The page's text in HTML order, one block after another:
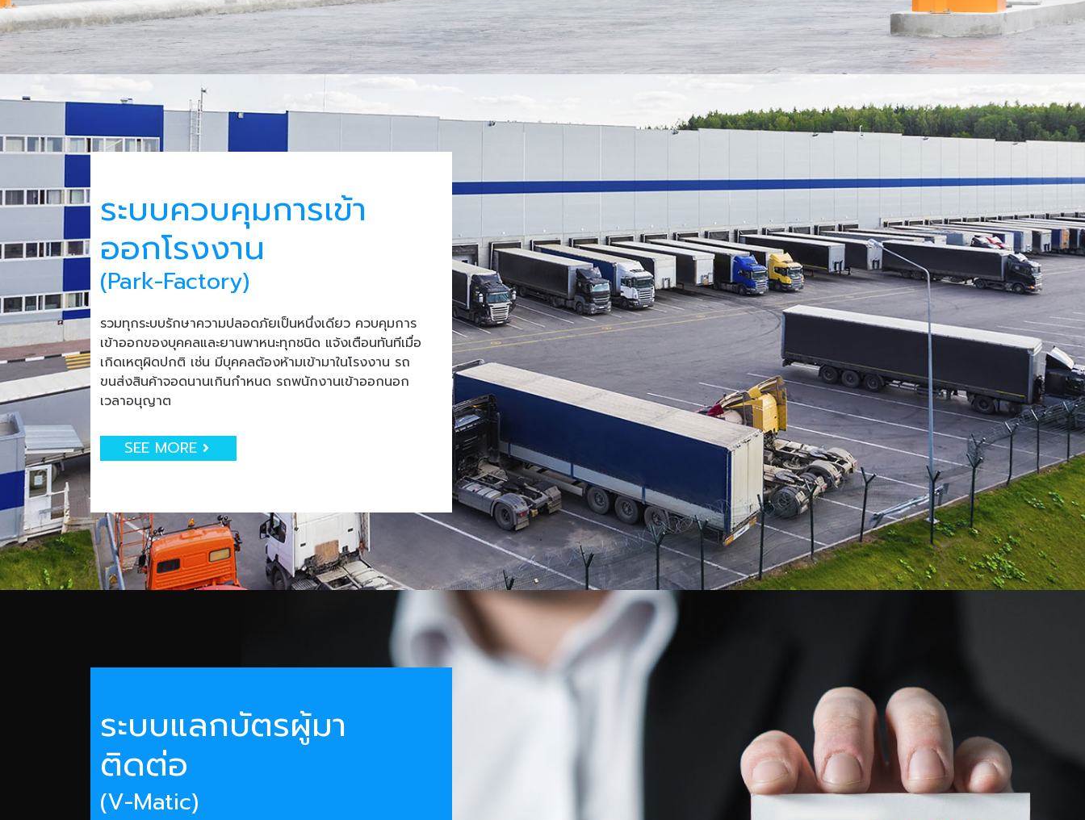
ระบบควบคุมการเข้า
ออกโรงงาน
(Park-Factory)
รวมทุกระบบรักษาความปลอดภัยเป็นหนึ่งเดียว ควบคุมการ
เข้าออกของบุคคลและยานพาหนะทุกชนิด แจ้งเตือนทันทีเมื่อ
เกิดเหตุผิดปกติ เช่น มีบุคคลต้องห้ามเข้ามาในโรงงาน รถ
ขนส่งสินค้าจอดนานเกินกำหนด รถพนักงานเข้าออกนอก
เวลาอนุญาต
SEE MORE
ระบบแลกบัตรผู้มา
ติดต่อ
(V-Matic)